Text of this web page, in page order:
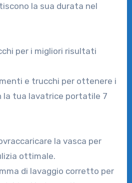
la sua durata nel
per i migliori risultati
e trucchi per ottenere i
la tua lavatrice portatile 7
la vasca per
ottimale.
di lavaggio corretto per